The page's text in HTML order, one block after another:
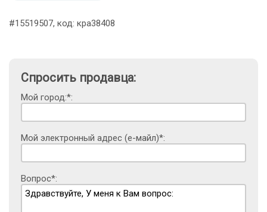
#15519507, код: кра38408
Спросить продавца:
Мой город:*:
Мой электронный адрес (е-майл)*:
Вопрос*: